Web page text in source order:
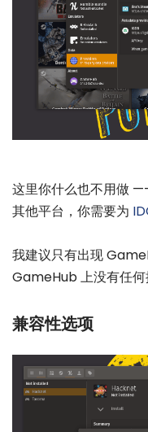
这里你什么也不用做
其他平台，你需要为
我建议只有出现
GameHub 上没有任何
兼容性选项